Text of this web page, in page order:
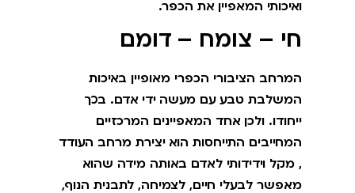
ואיכותי המאפיין את הכפר.
חי – צומח – דומם
המרחב הציבורי הכפרי מאופיין באיכות
המשלבת טבע עם מעשה ידי אדם. בכך
ייחודו. ולכן אחד המאפיינים המרכזיים
המחייבים התייחסות הוא יצירת מרחב העודד
, מקל וידידותי לאדם באותה מידה שהוא
מאפשר לבעלי חיים, לצמיחה, לתבנית הנוף,